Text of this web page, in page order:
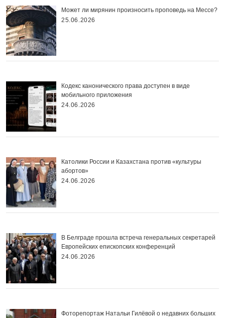
Может ли мирянин произносить проповедь на Мессе?
25.06.2026
Кодекс канонического права доступен в виде
мобильного приложения
24.06.2026
Католики России и Казахстана против «культуры
абортов»
24.06.2026
В Белграде прошла встреча генеральных секретарей
Европейских епископских конференций
24.06.2026
Фоторепортаж Натальи Гилёвой о недавних больших